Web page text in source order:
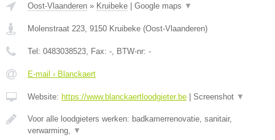
Oost-Vlaanderen » Kruibeke Google maps ▼
Molenstraat 223 9150 Kruibeke (Oost-Vlaanderen)
Tel: 0483038523 , Fax: - , BTW-nr: -
E-mail › Blanckaert
Website: https://www.blanckaertloodgieter.be Screenshot ▼
Voor alle loodgieters werken: badkamerrenovatie, sanitair,
verwarming,
▼